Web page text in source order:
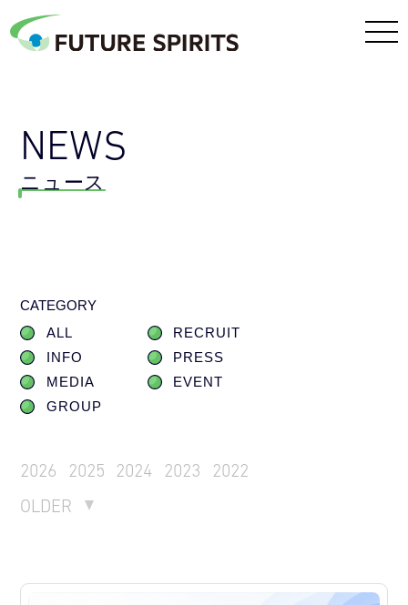
NEWS
ニュース
CATEGORY
ALL
RECRUIT
INFO
PRESS
MEDIA
EVENT
GROUP
2026 2025 2024 2023
2022
OLDER